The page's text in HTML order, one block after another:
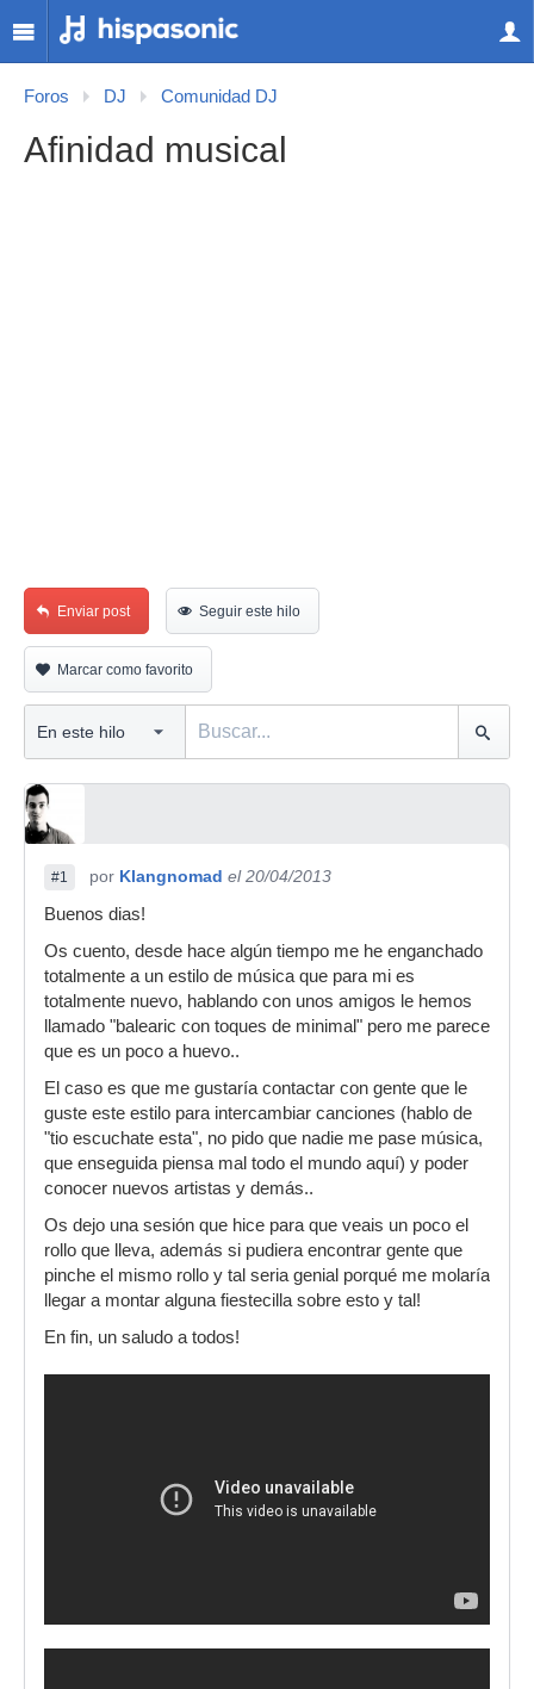
Foros DJ Comunidad DJ
Afinidad musical
Enviar post Seguir este hilo
Marcar como favorito
#1 por Klangnomad el 20/04/2013
Buenos dias!
Os cuento, desde hace algún tiempo me he enganchado
totalmente a un estilo de música que para mi es
totalmente nuevo, hablando con unos amigos le hemos
llamado "balearic con toques de minimal" pero me parece
que es un poco a huevo..
El caso es que me gustaría contactar con gente que le
guste este estilo para intercambiar canciones (hablo de
"tio escuchate esta", no pido que nadie me pase música,
que enseguida piensa mal todo el mundo aquí) y poder
conocer nuevos artistas y demás..
Os dejo una sesión que hice para que veais un poco el
rollo que lleva, además si pudiera encontrar gente que
pinche el mismo rollo y tal seria genial porqué me molaría
llegar a montar alguna fiestecilla sobre esto y tal!
En fin, un saludo a todos!